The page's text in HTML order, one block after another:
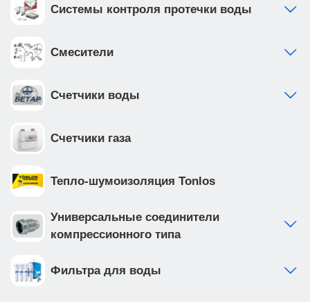
Системы контроля протечки воды
Смесители
Счетчики воды
Счетчики газа
Тепло-шумоизоляция Tonlos
Универсальные соединители
компрессионного типа
Фильтра для воды